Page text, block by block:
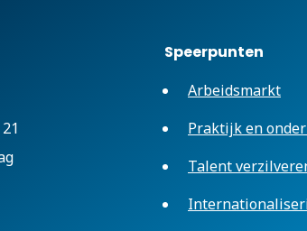
Speerpunten
Arbeidsmarkt
Praktijk en
Talent